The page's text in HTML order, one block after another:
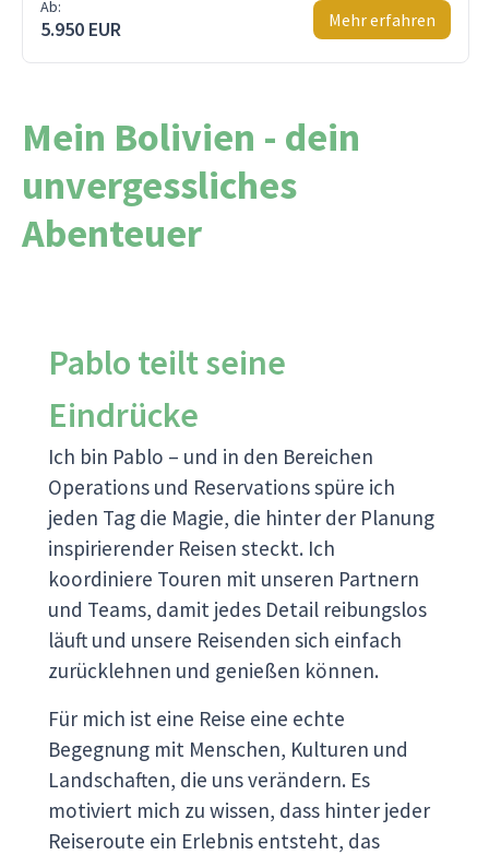
Ab:
5.950 EUR Mehr erfahren
Mein Bolivien - dein
unvergessliches
Abenteuer
Pablo teilt seine
Eindrücke
Ich bin Pablo – und in den Bereichen
Operations und Reservations spüre ich
jeden Tag die Magie, die hinter der Planung
inspirierender Reisen steckt. Ich
koordiniere Touren mit unseren Partnern
und Teams, damit jedes Detail reibungslos
läuft und unsere Reisenden sich einfach
zurücklehnen und genießen können.
Für mich ist eine Reise eine echte
Begegnung mit Menschen, Kulturen und
Landschaften, die uns verändern. Es
motiviert mich zu wissen, dass hinter jeder
Reiseroute ein Erlebnis entsteht, das